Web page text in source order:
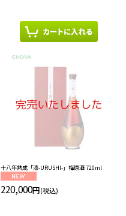
十八年熟成「漆-URUSHI-」梅原酒 720ml
220,000円(税込)